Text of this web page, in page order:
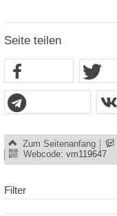
Seite teilen
Zum Seitenanfang
Webcode: vm119647
Filter